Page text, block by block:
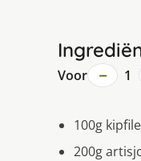
Voor − 1
100g
200g